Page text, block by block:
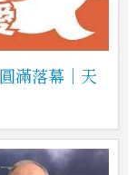
滿落幕｜天